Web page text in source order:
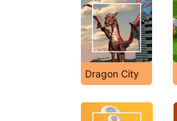
Dragon City